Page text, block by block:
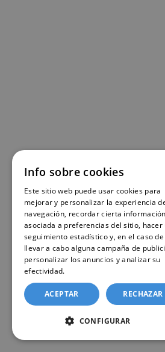
Info sobre cookies
Este sitio web puede usar cookies para
mejorar y personalizar la experiencia
navegación, recordar cierta información
asociada a preferencias del sitio, hacer
seguimiento estadístico y, en el caso de
llevar a cabo alguna campaña de
personalizar los anuncios y analizar su
efectividad.
ACEPTAR RECHAZAR
CONFIGURAR